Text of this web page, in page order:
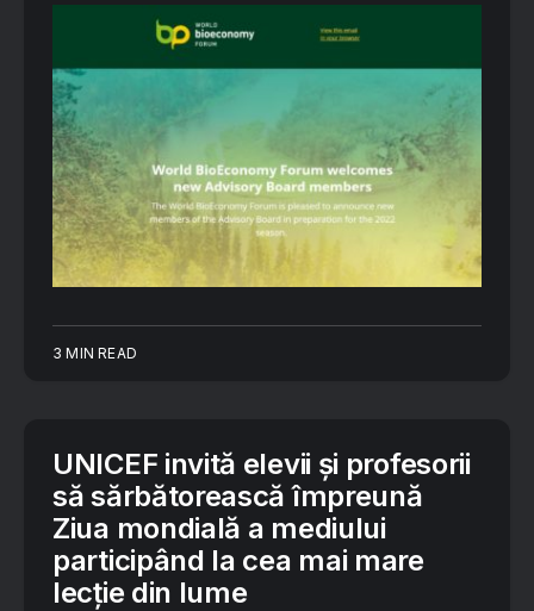
3 MIN READ
UNICEF invită elevii și profesorii
să sărbătorească împreună
Ziua mondială a mediului
participând la cea mai mare
lecție din lume